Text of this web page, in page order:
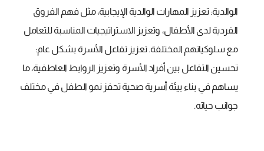
الوالدية: تعزيز المهارات الوالدية الإيجابية، مثل فهم الفروق
الفردية لدى الأطفال، وتعزيز الاستراتيجيات المناسبة للتعامل
مع سلوكياتهم المختلفة. تعزيز تفاعل الأسرة بشكل عام:
تحسين التفاعل بين أفراد الأسرة وتعزيز الروابط العاطفية، ما
يساهم في بناء بيئة أسرية صحية تحفز نمو الطفل في مختلف
جوانب حياته.